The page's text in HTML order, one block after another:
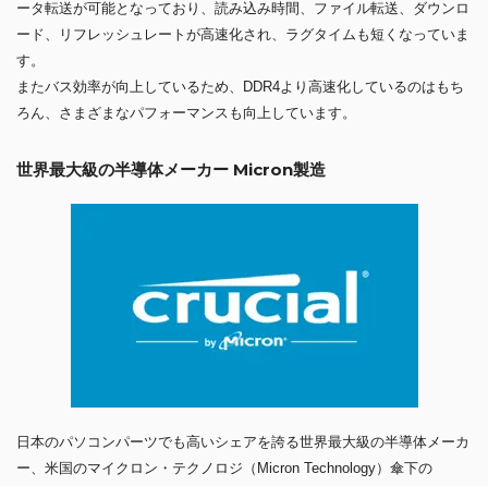
ータ転送が可能となっており、読み込み時間、ファイル転送、ダウンロ
ード、リフレッシュレートが高速化され、ラグタイムも短くなっていま
す。
またバス効率が向上しているため、DDR4より高速化しているのはもち
ろん、さまざまなパフォーマンスも向上しています。
世界最大級の半導体メーカー Micron製造
日本のパソコンパーツでも高いシェアを誇る世界最大級の半導体メーカ
ー、米国のマイクロン・テクノロジ（Micron Technology）傘下の